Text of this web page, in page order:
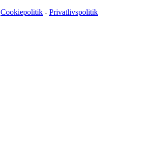
Cookiepolitik - Privatlivspolitik